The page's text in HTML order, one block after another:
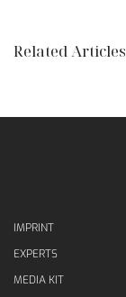
Related Articles
IMPRINT
EXPERTS
MEDIA KIT